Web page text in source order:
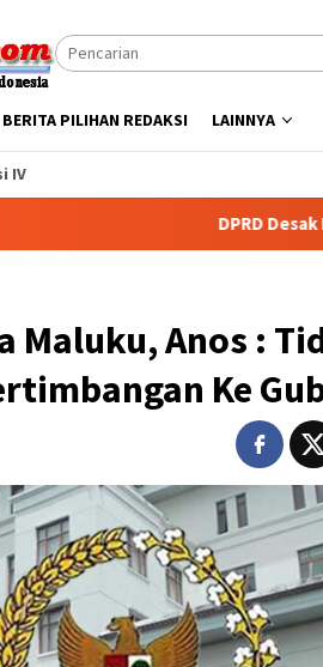
BERITA PILIHAN REDAKSI LAINNYA
IV
DPRD Desak Polisi
Maluku, Anos :
Ke